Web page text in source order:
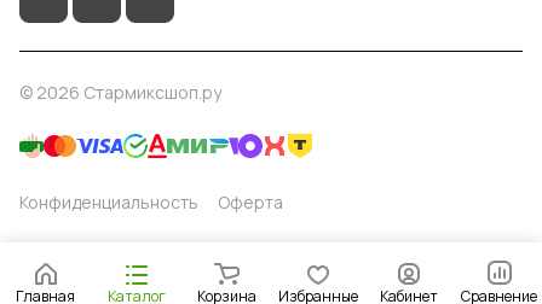
Главная Каталог Корзина Избранные Кабинет Сравнение
© 2026 Стармиксшоп.ру
Конфиденциальность Оферта